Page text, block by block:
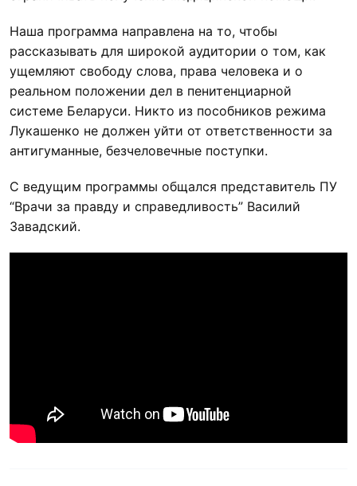
Наша программа направлена на то, чтобы
рассказывать для широкой аудитории о том, как
ущемляют свободу слова, права человека и о
реальном положении дел в пенитенциарной
системе Беларуси. Никто из пособников режима
Лукашенко не должен уйти от ответственности за
антигуманные, безчеловечные поступки.
С ведущим программы общался представитель ПУ
“Врачи за правду и справедливость” Василий
Завадский.